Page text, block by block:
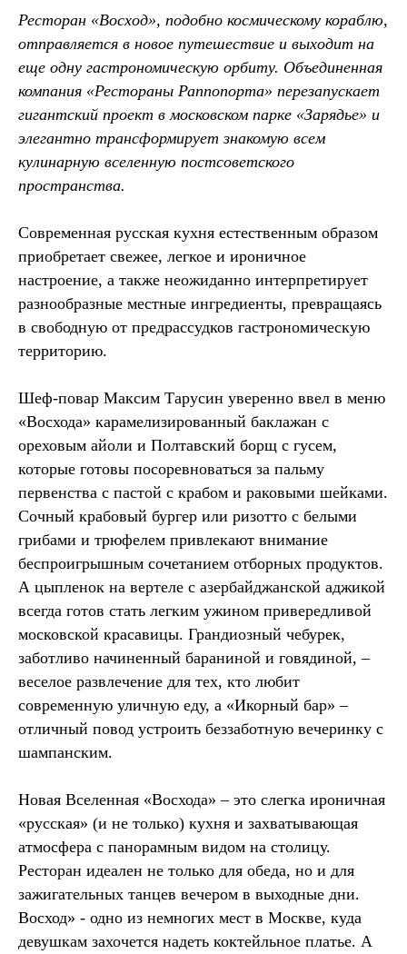
Ресторан «Восход», подобно космическому кораблю,
отправляется в новое путешествие и выходит на
еще одну гастрономическую орбиту. Объединенная
компания «Рестораны Раппопорта» перезапускает
гигантский проект в московском парке «Зарядье» и
элегантно трансформирует знакомую всем
кулинарную вселенную постсоветского
пространства.
Современная русская кухня естественным образом
приобретает свежее, легкое и ироничное
настроение, а также неожиданно интерпретирует
разнообразные местные ингредиенты, превращаясь
в свободную от предрассудков гастрономическую
территорию.
Шеф-повар Максим Тарусин уверенно ввел в меню
«Восхода» карамелизированный баклажан с
ореховым айоли и Полтавский борщ с гусем,
которые готовы посоревноваться за пальму
первенства с пастой с крабом и раковыми шейками.
Сочный крабовый бургер или ризотто с белыми
грибами и трюфелем привлекают внимание
беспроигрышным сочетанием отборных продуктов.
А цыпленок на вертеле с азербайджанской аджикой
всегда готов стать легким ужином привередливой
московской красавицы. Грандиозный чебурек,
заботливо начиненный бараниной и говядиной, –
веселое развлечение для тех, кто любит
современную уличную еду, а «Икорный бар» –
отличный повод устроить беззаботную вечеринку с
шампанским.
Новая Вселенная «Восхода» – это слегка ироничная
«русская» (и не только) кухня и захватывающая
атмосфера с панорамным видом на столицу.
Ресторан идеален не только для обеда, но и для
зажигательных танцев вечером в выходные дни.
Восход» - одно из немногих мест в Москве, куда
девушкам захочется надеть коктейльное платье. А